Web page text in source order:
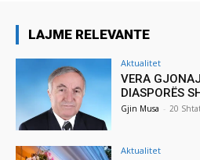
LAJME RELEVANTE
Aktualitet
VERA
DIASPORËS
Gjin Musa - 20
Aktualitet